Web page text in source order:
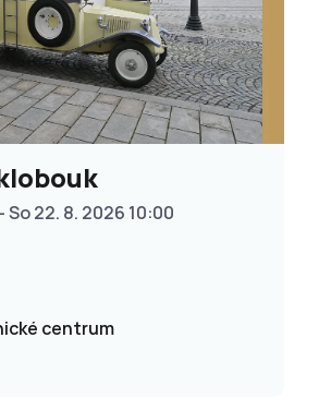
So 22. 8. 2026 10:00
centrum